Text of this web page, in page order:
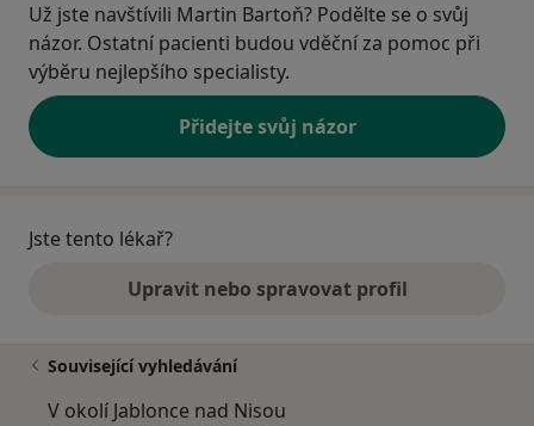
Už jste navštívili Martin Bartoň? Podělte se o svůj
názor. Ostatní pacienti budou vděční za pomoc při
výběru nejlepšího specialisty.
Přidejte svůj názor
Jste tento lékař?
Upravit nebo spravovat profil
Související vyhledávání
V okolí Jablonce nad Nisou